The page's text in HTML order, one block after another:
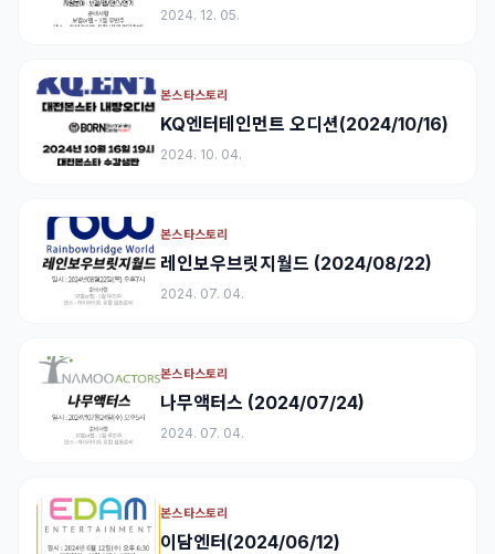
2024. 12. 05.
본스타스토리
KQ엔터테인먼트 오디션(2024/10/16)
2024. 10. 04.
본스타스토리
레인보우브릿지월드 (2024/08/22)
2024. 07. 04.
본스타스토리
나무액터스 (2024/07/24)
2024. 07. 04.
본스타스토리
이담엔터(2024/06/12)